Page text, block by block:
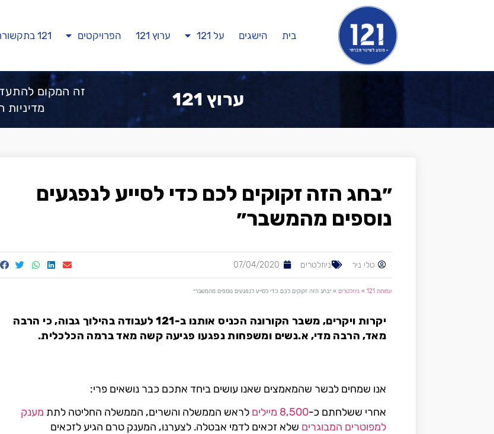
בית הישגים על 121 ערוץ 121 הפרויקטים 121 בתקשורת
ערוץ 121
זה המקום
״בחג הזה זקוקים לכם כדי לסייע לנפגעים
נוספים מהמשבר״
טלי ניר ניוזלטרים 07/04/2020
עמותת 121 » ניוזלטרים » ״בחג הזה זקוקים לכם כדי לסייע לנפגעים נוספים מהמשבר״
יקרות ויקרים, משבר הקורונה הכניס אותנו ב-121 לעבודה בהילוך גבוה, כי הרבה
מאד, הרבה מדי, א.נשים ומשפחות נפגעו פגיעה קשה מאד ברמה הכלכלית.
אנו שמחים לבשר שהמאמצים שאנו עושים ביחד אתכם כבר נושאים פרי:
אחרי ששלחתם כ-8,500 מיילים לראש הממשלה והשרים, הממשלה החליטה לתת מענק
למפוטרים המבוגרים שלא זכאים לדמי אבטלה. לצערנו, המענק טרם הגיע לזכאים